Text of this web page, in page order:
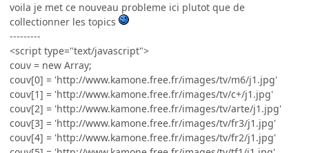
voila je met ce nouveau probleme ici plutot que de
collectionner les topics
---------
<script type="text/javascript">
couv = new Array;
couv[0] = 'http://www.kamone.free.fr/images/tv/m6/j1.jpg'
couv[1] = 'http://www.kamone.free.fr/images/tv/c+/j1.jpg'
couv[2] = 'http://www.kamone.free.fr/images/tv/arte/j1.jpg'
couv[3] = 'http://www.kamone.free.fr/images/tv/fr3/j1.jpg'
couv[4] = 'http://www.kamone.free.fr/images/tv/fr2/j1.jpg'